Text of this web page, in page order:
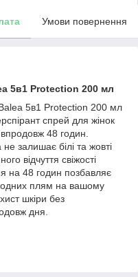
Умови повернення
5в1 Protection 200 мл
5в1 Protection 200 мл
спрей для жінок
48 годин.
залишає білі та жовті
відчуття свіжості
на 48 годин позбавляє
плям на вашому
шкіри без
дня.